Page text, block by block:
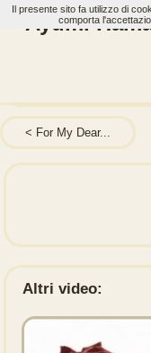
Ayumi
For My Dear...
Altri video:
Il presente sito fa utilizzo di
comporta